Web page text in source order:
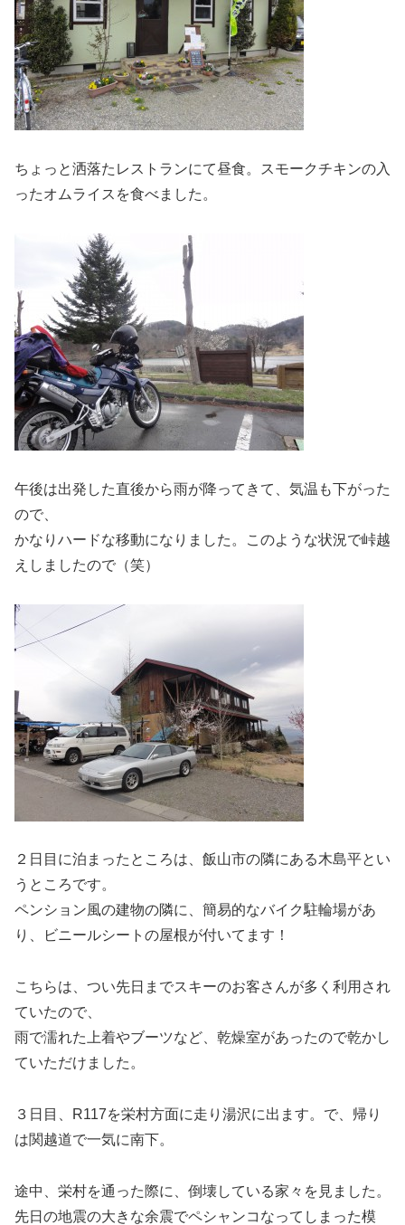
ちょっと洒落たレストランにて昼食。スモークチキンの入
ったオムライスを食べました。
午後は出発した直後から雨が降ってきて、気温も下がった
ので、
かなりハードな移動になりました。このような状況で峠越
えしましたので（笑）
２日目に泊まったところは、飯山市の隣にある木島平とい
うところです。
ペンション風の建物の隣に、簡易的なバイク駐輪場があ
り、ビニールシートの屋根が付いてます！
こちらは、つい先日までスキーのお客さんが多く利用され
ていたので、
雨で濡れた上着やブーツなど、乾燥室があったので乾かし
ていただけました。
３日目、R117を栄村方面に走り湯沢に出ます。で、帰り
は関越道で一気に南下。
途中、栄村を通った際に、倒壊している家々を見ました。
先日の地震の大きな余震でペシャンコなってしまった模